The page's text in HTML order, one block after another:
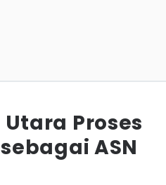
Utara Proses
ASN